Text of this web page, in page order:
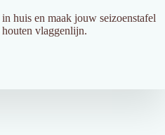
in huis en maak jouw seizoenstafel
houten vlaggenlijn.